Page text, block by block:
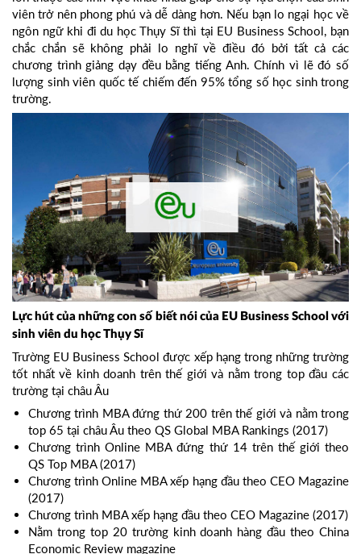
viên trở nên phong phú và dễ dàng hơn. Nếu bạn lo ngại học về
ngôn ngữ khi đi du học Thụy Sĩ thì tại EU Business School, bạn
chắc chắn sẽ không phải lo nghĩ về điều đó bởi tất cả các
chương trình giảng dạy đều bằng tiếng Anh. Chính vì lẽ đó số
lượng sinh viên quốc tế chiếm đến 95% tổng số học sinh trong
trường.
Lực hút của những con số biết nói của EU Business School với
sinh viên du học Thụy Sĩ
Trường EU Business School được xếp hạng trong những trường
tốt nhất về kinh doanh trên thế giới và nằm trong top đầu các
trường tại châu Âu
Chương trình MBA đứng thứ 200 trên thế giới và nằm trong
top 65 tại châu Âu theo QS Global MBA Rankings (2017)
Chương trình Online MBA đứng thứ 14 trên thế giới theo
QS Top MBA (2017)
Chương trình Online MBA xếp hạng đầu theo CEO Magazine
(2017)
Chương trình MBA xếp hạng đầu theo CEO Magazine (2017)
Nằm trong top 20 trường kinh doanh hàng đầu theo China
Economic Review magazine